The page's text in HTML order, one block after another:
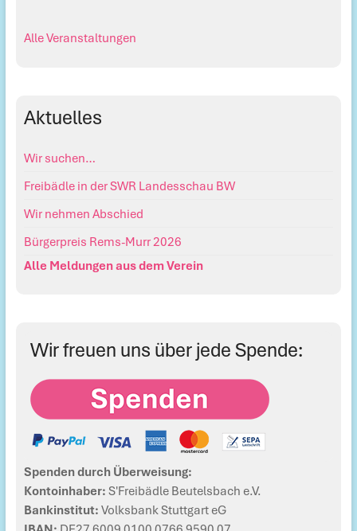
Alle Veranstaltungen
Aktuelles
Wir suchen…
Freibädle in der SWR Landesschau BW
Wir nehmen Abschied
Bürgerpreis Rems-Murr 2026
Alle Meldungen aus dem Verein
Wir freuen uns über jede Spende:
Spenden durch Überweisung:
Kontoinhaber: S'Freibädle Beutelsbach e.V.
Bankinstitut: Volksbank Stuttgart eG